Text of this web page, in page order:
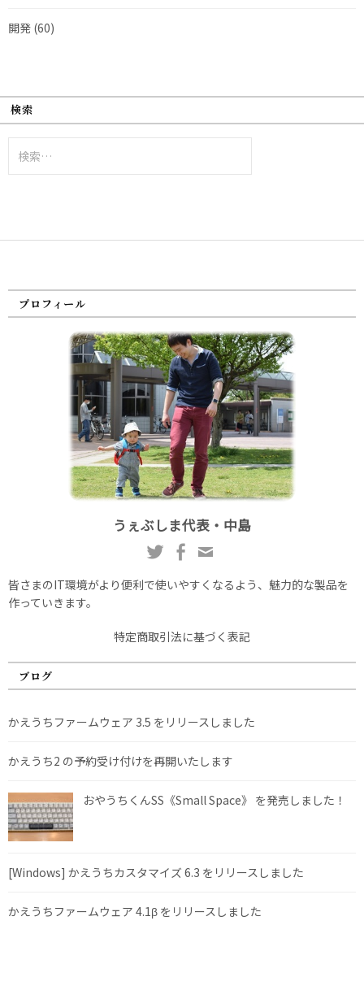
開発 (60)
検索
索:
プロフィール
うぇぶしま代表・中島
皆さまのIT環境がより便利で使いやすくなるよう、魅力的な製品を
作っていきます。
特定商取引法に基づく表記
ブログ
かえうちファームウェア 3.5 をリリースしました
かえうち2 の予約受け付けを再開いたします
おやうちくんSS《Small Space》 を発売しました！
[Windows] かえうちカスタマイズ 6.3 をリリースしました
かえうちファームウェア 4.1β をリリースしました